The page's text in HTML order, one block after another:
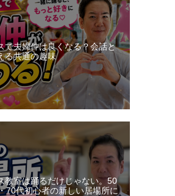
で夫婦仲は良くなる？会話と
る共通の趣味
教室は踊るだけじゃない。50
70代初心者の新しい居場所に